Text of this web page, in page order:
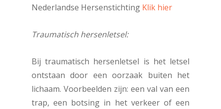
Nederlandse Hersenstichting Klik hier
Traumatisch hersenletsel:
Bij traumatisch hersenletsel is het letsel
ontstaan door een oorzaak buiten het
lichaam. Voorbeelden zijn: een val van een
trap, een botsing in het verkeer of een